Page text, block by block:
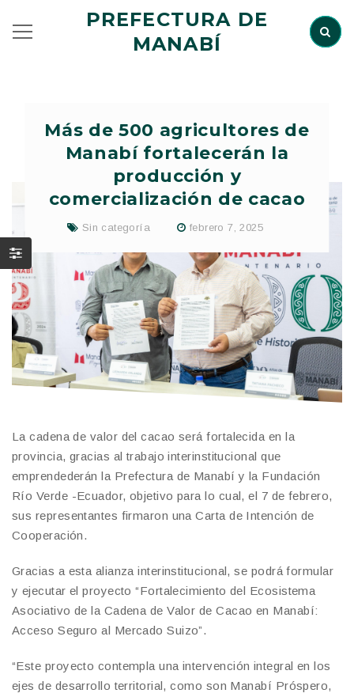
PREFECTURA DE
MANABÍ
Más de 500 agricultores de
Manabí fortalecerán la
producción y
comercialización de cacao
Sin categoría febrero 7, 2025
La cadena de valor del cacao será fortalecida en la
provincia, gracias al trabajo interinstitucional que
emprendederán la Prefectura de Manabí y la Fundación
Río Verde -Ecuador, objetivo para lo cual, el 7 de febrero,
sus representantes firmaron una Carta de Intención de
Cooperación.
Gracias a esta alianza interinstitucional, se podrá formular
y ejecutar el proyecto “Fortalecimiento del Ecosistema
Asociativo de la Cadena de Valor de Cacao en Manabí:
Acceso Seguro al Mercado Suizo”.
“Este proyecto contempla una intervención integral en los
ejes de desarrollo territorial, como son Manabí Próspero,